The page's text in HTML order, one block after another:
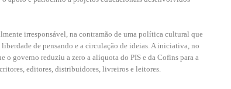
irresponsável, na contramão de uma política cultural que
de pensando e a circulação de ideias. A iniciativa, no
governo reduziu a zero a alíquota do PIS e da Cofins para a
editores, distribuidores, livreiros e leitores.